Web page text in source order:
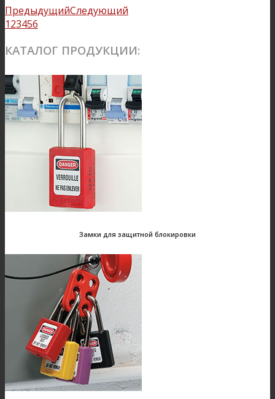
ПредыдущийСледующий
123456
КАТАЛОГ ПРОДУКЦИИ:
Замки для защитной блокировки